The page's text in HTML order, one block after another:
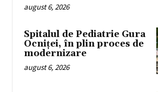
august 6, 2026
Spitalul de Pediatrie Gura
Ocniței, în plin proces de
modernizare
august 6, 2026